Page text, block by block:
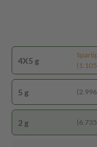
4X5 g
5 g
2 g